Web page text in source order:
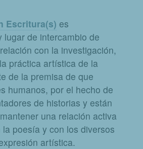
Escritura(s) es
lugar de intercambio de
con la investigación,
práctica artística de la
de la premisa de que
humanos, por el hecho de
de historias y están
una relación activa
poesía y con los diversos
artística.